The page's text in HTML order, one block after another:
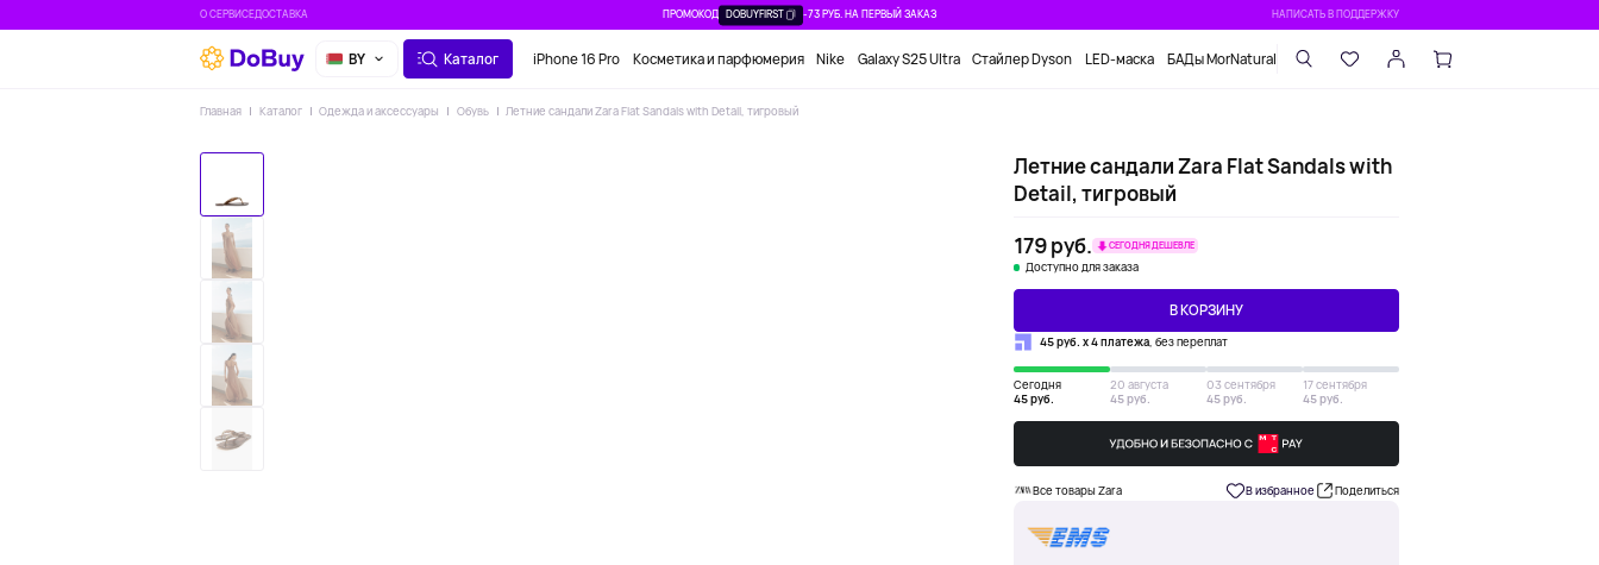
О СЕРВИСЕДОСТАВКА ПРОМОКОД DOBUYFIRST -73 РУБ. НА ПЕРВЫЙ ЗАКАЗ НАПИСАТЬ В ПОДДЕРЖКУ
BY Каталог iPhone 16 Pro Косметика и парфюмерия Nike Galaxy S25 Ultra Стайлер Dyson LED-маска БАДы MorNatural
Главная Каталог Одежда и аксессуары Обувь Летние сандали Zara Flat Sandals with Detail, тигровый
Летние сандали Zara Flat Sandals with
Detail, тигровый
179 руб.
СЕГОДНЯ ДЕШЕВЛЕ
Доступно для заказа
В КОРЗИНУ
45 руб. х 4 платежа, без переплат
Сегодня
45 руб.
20 августа
45 руб.
03 сентября
45 руб.
17 сентября
45 руб.
Все товары Zara В избранное Поделиться